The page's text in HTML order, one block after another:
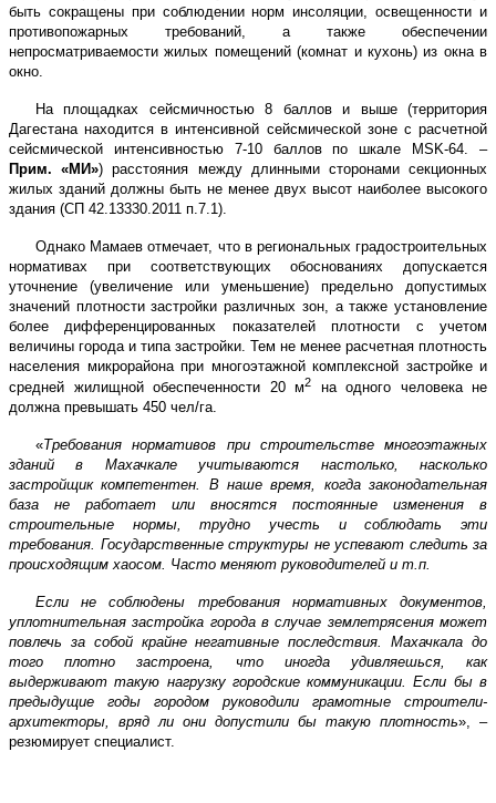
быть сокращены при соблюдении норм инсоляции, освещенности и
противопожарных требований, а также обеспечении
непросматриваемости жилых помещений (комнат и кухонь) из окна в
окно.
На площадках сейсмичностью 8 баллов и выше (территория
Дагестана находится в интенсивной сейсмической зоне с расчетной
сейсмической интенсивностью 7-10 баллов по шкале
MSK-64. –
Прим. «МИ») расстояния между длинными сторонами секционных
жилых зданий должны быть не менее двух высот наиболее высокого
здания (СП 42.13330.2011 п.7.1).
Однако Мамаев отмечает, что в региональных градостроительных
нормативах при соответствующих обоснованиях допускается
уточнение (увеличение или уменьшение) предельно допустимых
значений плотности застройки различных зон, а также установление
более дифференцированных показателей плотности с учетом
величины города и типа застройки. Тем не менее расчетная плотность
населения микрорайона при многоэтажной комплексной застройке и
средней жилищной обеспеченности 20 м2
на одного человека не
должна превышать 450 чел/га.
«Требования нормативов при строительстве многоэтажных
зданий в Махачкале учитываются настолько, насколько
застройщик компетентен. В наше время, когда законодательная
база не работает или вносятся постоянные изменения в
строительные нормы, трудно учесть и соблюдать эти
требования. Государственные структуры не успевают следить за
происходящим хаосом. Часто меняют руководителей и т.п.
Если не соблюдены требования нормативных документов,
уплотнительная застройка города в случае землетрясения может
повлечь за собой крайне негативные последствия. Махачкала до
того плотно застроена, что иногда удивляешься, как
выдерживают такую нагрузку городские коммуникации. Если бы в
предыдущие годы городом руководили грамотные строители-
архитекторы, вряд ли они допустили бы такую плотность», –
резюмирует специалист.